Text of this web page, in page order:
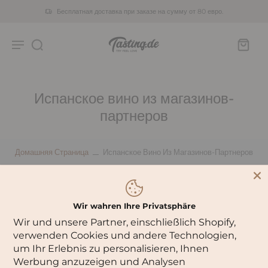
Бесплатная доставка при заказе на сумму от 80 евро.
Испанское вино из магазинов-
партнеров
Домашняя Страница Испанское Вино Из Магазинов-Партнеров
К сожалению, в этой коллекции нет товаров.
Wir wahren Ihre Privatsphäre
Wir und unsere Partner, einschließlich Shopify,
verwenden Cookies und andere Technologien,
um Ihr Erlebnis zu personalisieren, Ihnen
Werbung anzuzeigen und Analysen